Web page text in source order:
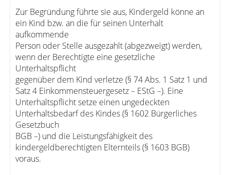
Zur Begründung führte sie aus, Kindergeld könne an
ein Kind bzw. an die für seinen Unterhalt
aufkommende
Person oder Stelle ausgezahlt (abgezweigt) werden,
wenn der Berechtigte eine gesetzliche
Unterhaltspflicht
gegenüber dem Kind verletze (§ 74 Abs. 1 Satz 1 und
Satz 4 Einkommensteuergesetz – EStG –). Eine
Unterhaltspflicht setze einen ungedeckten
Unterhaltsbedarf des Kindes (§ 1602 Bürgerliches
Gesetzbuch
BGB –) und die Leistungsfähigkeit des
kindergeldberechtigten Elternteils (§ 1603 BGB)
voraus.